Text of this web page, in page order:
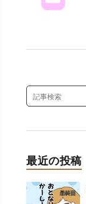
最近の投稿